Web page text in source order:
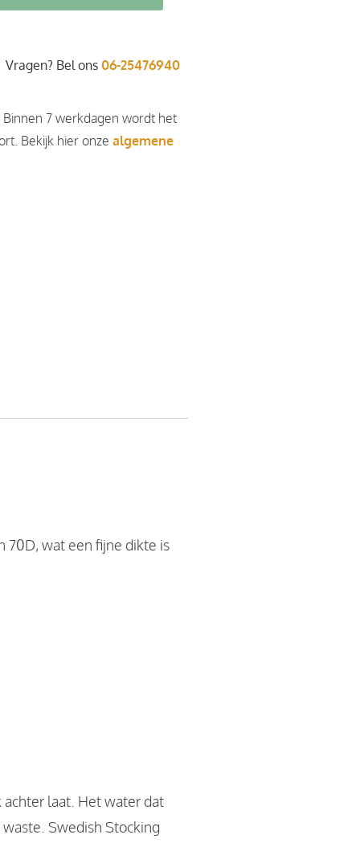
Vragen? Bel ons 06-25476940
7 werkdagen wordt het
Bekijk hier onze algemene
70D, wat een fijne dikte is
laat. Het water dat
Swedish Stocking